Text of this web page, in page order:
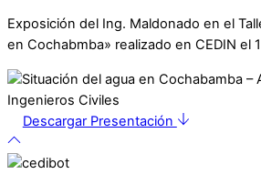
Exposición del Ing. Maldonado en el
en Cochabmba» realizado en CEDIN el
Descargar Presentación